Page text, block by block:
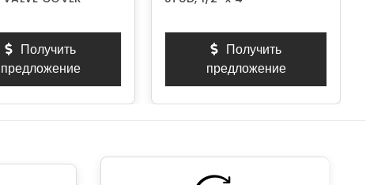
Получить
предложение
Получить
предложение